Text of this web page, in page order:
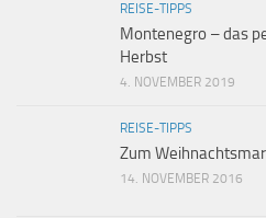
REISE-TIPPS
Montenegro – das
Herbst
4. NOVEMBER 2019
REISE-TIPPS
Zum
14. NOVEMBER 2016